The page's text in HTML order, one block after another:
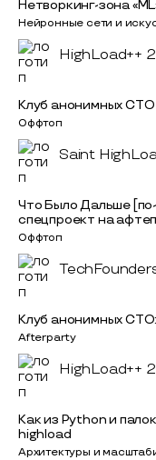
Нетворкинг-зона
Нейронные сети и
HighLoad++
Клуб анонимных СТО
Оффтоп
Saint
Что Было Дальше
спецпроект на
Оффтоп
Клуб анонимных
Afterparty
HighLoad++
Как из Python и
highload
Архитектуры и